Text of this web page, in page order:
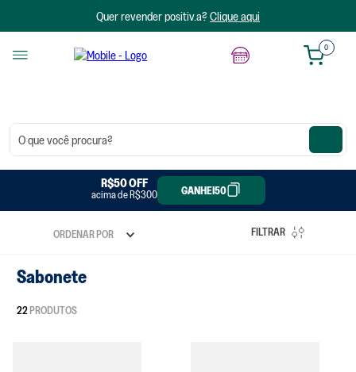
Quer revender positiv.a? Clique aqui
0
O que você procura?
R$20 OFF
acima de R$150 GANHEI20
R$50 OFF
acima de R$300 GANHEI50
ORDENAR POR FILTRAR
Sabonete
22PRODUTOS